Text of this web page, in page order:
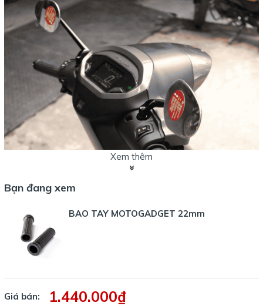
Xem thêm
Bạn đang xem
BAO TAY MOTOGADGET 22mm
Giá bán: 1.440.000₫